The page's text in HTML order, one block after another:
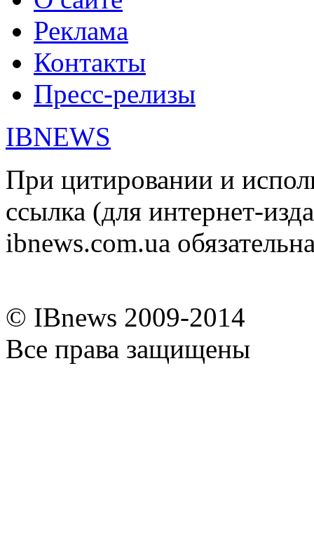
Реклама
Контакты
Пресс-релизы
IBNEWS
При цитировании и
ссылка (для интернет-
ibnews.com.ua
© IBnews 2009-2014
Все права защищены